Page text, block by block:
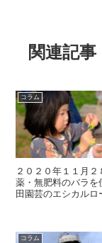
関連記事
コラム
２０２０年１１月
薬・無肥料のバラ
田園芸のエシカルロ
コラム